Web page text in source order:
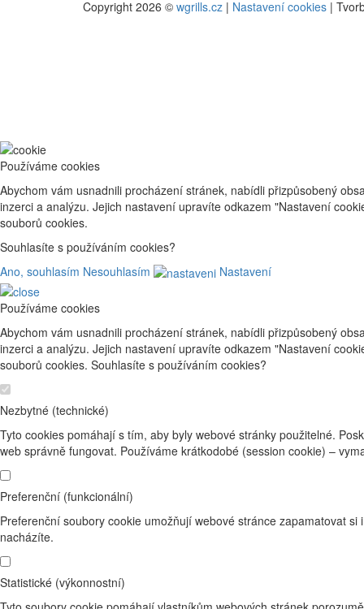
Copyright 2026 © wgrills.cz | Nastavení cookies |
Používáme cookies
Abychom vám usnadnili procházení stránek, nabídli přizpůsobený
inzerci a analýzu. Jejich nastavení upravíte odkazem "Nastavení
souborů cookies.
Souhlasíte s používáním cookies?
Ano, souhlasím Nesouhlasím Nastavení
Používáme cookies
Abychom vám usnadnili procházení stránek, nabídli přizpůsobený
inzerci a analýzu. Jejich nastavení upravíte odkazem "Nastavení
souborů cookies. Souhlasíte s používáním cookies?
Nezbytné (technické)
Tyto cookies pomáhají s tím, aby byly webové stránky použitelné.
web správně fungovat. Používáme krátkodobé (session cookie) –
Preferenční (funkcionální)
Preferenční soubory cookie umožňují webové stránce zapamatovat
nacházíte.
Statistické (výkonnostní)